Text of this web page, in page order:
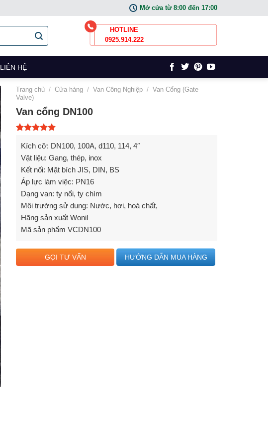
Mở cửa từ 8:00 đến 17:00
HOTLINE
0925.914.222
LIÊN HỆ
Trang chủ / Cửa hàng / Van Công Nghiệp / Van Cổng (Gate
Valve)
Van cổng DN100
dựa trên
đánh giá
Kích cỡ: DN100, 100A, d110, 114, 4″
Vật liệu: Gang, thép, inox
Kết nối: Mặt bích JIS, DIN, BS
Áp lực làm việc: PN16
Dạng van: ty nổi, ty chìm
Môi trường sử dụng: Nước, hơi, hoá chất,
Hãng sản xuất Wonil
Mã sản phẩm VCDN100
GỌI TƯ VẤN HƯỚNG DẪN MUA HÀNG